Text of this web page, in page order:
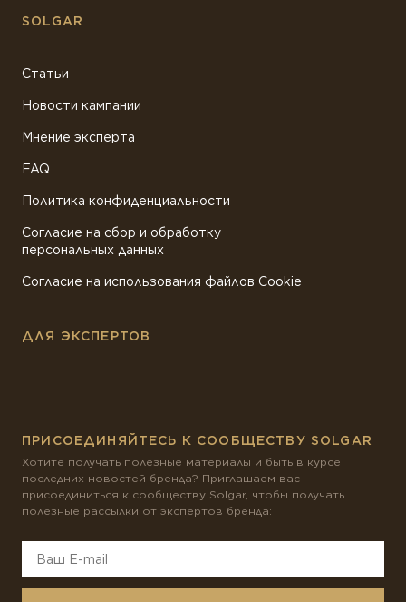
SOLGAR
Статьи
Новости кампании
Мнение эксперта
FAQ
Политика конфиденциальности
Согласие на сбор и обработку
персональных данных
Согласие на использования файлов Cookie
ДЛЯ ЭКСПЕРТОВ
ПРИСОЕДИНЯЙТЕСЬ К СООБЩЕСТВУ SOLGAR
Хотите получать полезные материалы и быть в курсе
последних новостей бренда? Приглашаем вас
присоединиться к сообществу Solgar, чтобы получать
полезные рассылки от экспертов бренда: